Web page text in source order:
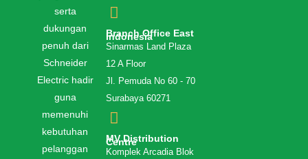
serta
dukungan
penuh dari
Schneider
Electric hadir
guna
memenuhi
kebutuhan
pelanggan
Branch Office East
Indonesia
Sinarmas Land Plaza
12 A Floor
Jl. Pemuda No 60 - 70
Surabaya 60271
MV Distribution
Centre
Komplek Arcadia Blok